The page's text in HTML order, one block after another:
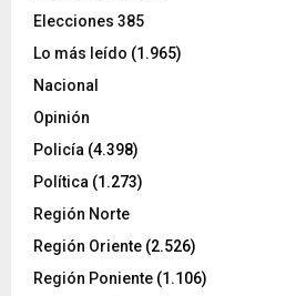
Elecciones 385
Lo más leído (1.965)
Nacional
Opinión
Policía (4.398)
Política (1.273)
Región Norte
Región Oriente (2.526)
Región Poniente (1.106)